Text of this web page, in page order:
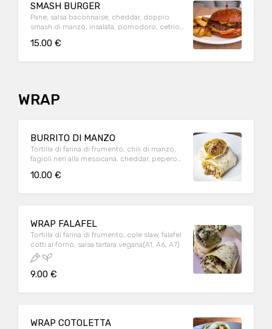
SMASH BURGER
Pane, salsa baconnaise, cheddar, doppio
smash di manzo, insalata, pomodoro, cetrioli
15.00 €
WRAP
BURRITO DI MANZO
Tortilla di farina di frumento, chili di manzo,
fagioli neri alla messicana, cheddar, peperoni
10.00 €
WRAP FALAFEL
Tortilla di farina di frumento, cole slaw, falafel
cotti al forno, salsa tartara vegana(A1, A6, A7)
9.00 €
WRAP COTOLETTA